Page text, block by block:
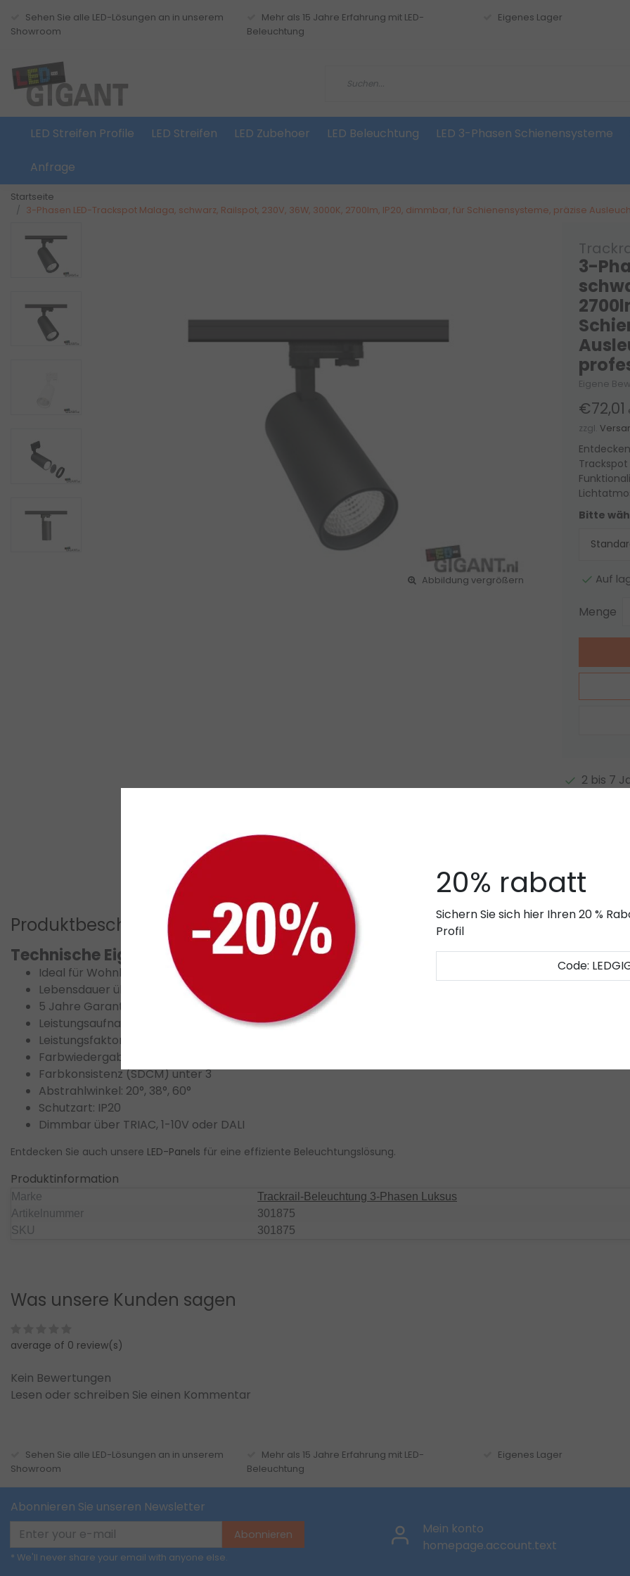
Sehen Sie alle LED-Lösungen an in unserem
Showroom
Mehr als 15 Jahre Erfahrung mit LED-
Beleuchtung
Eigenes Lager
LED Streifen Profile LED Streifen LED Zubehoer LED Beleuchtung LED 3-Phasen Schienensysteme
Anfrage
Startseite
3-Phasen LED-Trackspot Malaga, schwarz, Railspot, 230V, 36W, 3000K, 2700lm, IP20, dimmbar, für Schienensysteme, präzise
Abbildung vergrößern
3-
Eigene
€72,01
zzgl.
Trackspot
Bitte
Auf
Menge
2 bis 7
Auf
Produktbeschreibung
Technische Eigenschaften
Ideal für Wohnhäuser, Gastronomie, Einzelhandel und Museen
Lebensdauer über 50.000 Stunden
5 Jahre Garantie
Leistungsaufnahme: 15W, 20W, 25W, 30W
Leistungsfaktor über 0,9
Farbwiedergabeindex (CRI) über 90
Farbkonsistenz (SDCM) unter 3
Abstrahlwinkel: 20°, 38°, 60°
Schutzart: IP20
Dimmbar über TRIAC, 1-10V oder DALI
Entdecken Sie auch unsere LED-Panels für eine effiziente Beleuchtungslösung.
Produktinformation
Marke
Trackrail-Beleuchtung 3-Phasen Luksus
Artikelnummer
301875
SKU
301875
Was unsere Kunden sagen
average of 0 review(s)
Kein Bewertungen
Lesen oder schreiben Sie einen Kommentar
Sehen Sie alle LED-Lösungen an in unserem
Showroom
Mehr als 15 Jahre Erfahrung mit LED-
Beleuchtung
Eigenes Lager
Abonnieren Sie unseren Newsletter
Abonnieren
* We'll never share your email with anyone else.
Mein konto
homepage.account.text
20% rabatt
Sichern Sie sich hier Ihren 20 %
Profil
Code: